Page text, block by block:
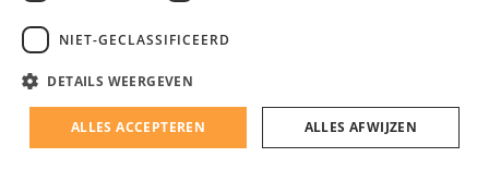
Algemene voorwaarden Privacy Policy
NIET-GECLASSIFICEERD
DETAILS WEERGEVEN
ALLES ACCEPTEREN ALLES AFWIJZEN